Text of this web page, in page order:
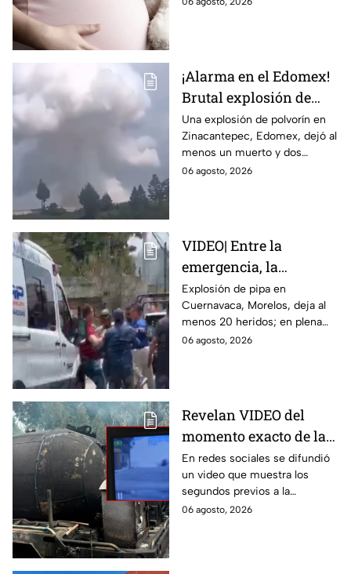
¡Alarma en el Edomex!
Brutal explosión de
polvorín en Santa
María del Monte,
Zinacantepec; reportan
al menos un muerto y
Una explosión de polvorín en
Zinacantepec, Edomex, dejó al
menos un muerto y dos
heridos; autoridades atiende la
06 agosto, 2026
VIDEO| Entre la
emergencia, la
desesperación y el
llanto de un niño;
adultos desatan pelea
tras explosión de pipa
Explosión de pipa en
Cuernavaca, Morelos, deja al
menos 20 heridos; en plena
emergencia, dos hombres
06 agosto, 2026
Revelan VIDEO del
momento exacto de la
explosión de pipa de
gas en Cuernavaca,
Morelos
En redes sociales se difundió
un video que muestra los
segundos previos a la
explosión de una pipa de gas
06 agosto, 2026